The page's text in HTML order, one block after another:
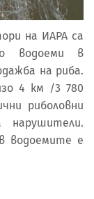
на ИАРА са
водоеми в
на риба.
4 км /3 780
риболовни
водоемите е